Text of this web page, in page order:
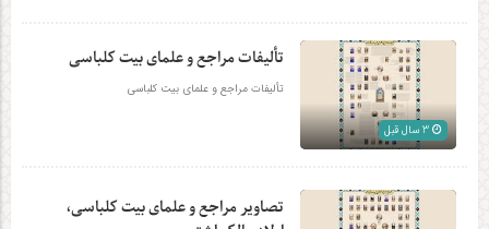
تألیفات مراجع و علمای بیت کلباسی
تألیفات مراجع و علمای بیت کلباسی
تصاویر مراجع و علمای بیت کلباسی،